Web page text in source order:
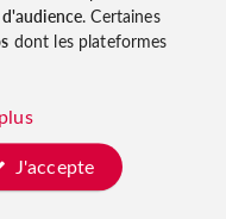
n'importe quoi :
Duras
Duras
. Certaines
dont les plateformes
J'accepte